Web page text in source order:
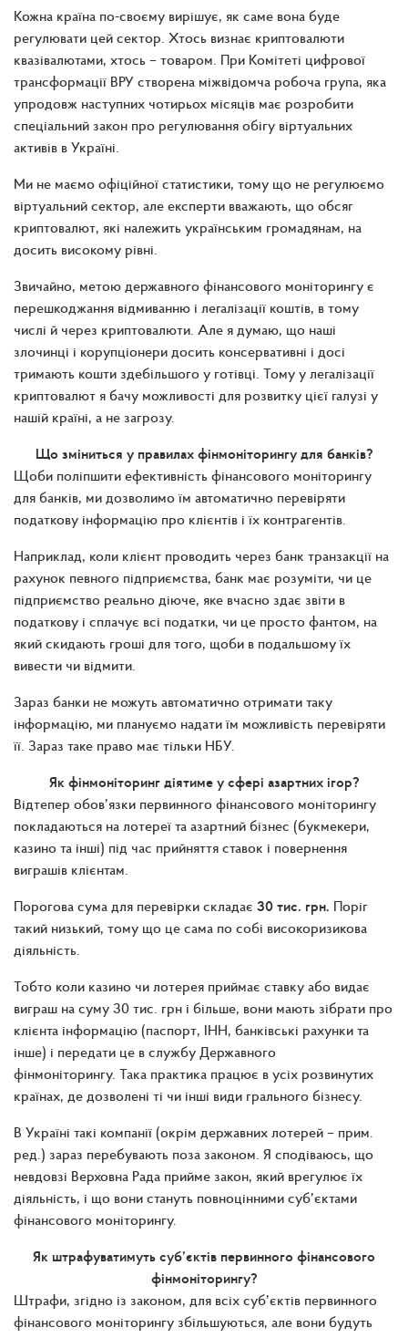
Кожна країна по-своєму вирішує, як саме вона буде
регулювати цей сектор. Хтось визнає криптовалюти
квазівалютами, хтось – товаром. При Комітеті цифрової
трансформації ВРУ створена міжвідомча робоча група, яка
упродовж наступних чотирьох місяців має розробити
спеціальний закон про регулювання обігу віртуальних
активів в Україні.
Ми не маємо офіційної статистики, тому що не регулюємо
віртуальний сектор, але експерти вважають, що обсяг
криптовалют, які належить українським громадянам, на
досить високому рівні.
Звичайно, метою державного фінансового моніторингу є
перешкоджання відмиванню і легалізації коштів, в тому
числі й через криптовалюти. Але я думаю, що наші
злочинці і корупціонери досить консервативні і досі
тримають кошти здебільшого у готівці. Тому у легалізації
криптовалют я бачу можливості для розвитку цієї галузі у
нашій країні, а не загрозу.
Що зміниться у правилах фінмоніторингу для банків?
Щоби поліпшити ефективність фінансового моніторингу
для банків, ми дозволимо їм автоматично перевіряти
податкову інформацію про клієнтів і їх контрагентів.
Наприклад, коли клієнт проводить через банк транзакції на
рахунок певного підприємства, банк має розуміти, чи це
підприємство реально діюче, яке вчасно здає звіти в
податкову і сплачує всі податки, чи це просто фантом, на
який скидають гроші для того, щоби в подальшому їх
вивести чи відмити.
Зараз банки не можуть автоматично отримати таку
інформацію, ми плануємо надати їм можливість перевіряти
її. Зараз таке право має тільки НБУ.
Як фінмоніторинг діятиме у сфері азартних ігор?
Відтепер обов’язки первинного фінансового моніторингу
покладаються на лотереї та азартний бізнес (букмекери,
казино та інші) під час прийняття ставок і повернення
виграшів клієнтам.
Порогова сума для перевірки складає 30 тис. грн. Поріг
такий низький, тому що це сама по собі високоризикова
діяльність.
Тобто коли казино чи лотерея приймає ставку або видає
виграш на суму 30 тис. грн і більше, вони мають зібрати про
клієнта інформацію (паспорт, ІНН, банківські рахунки та
інше) і передати це в службу Державного
фінмоніторингу. Така практика працює в усіх розвинутих
країнах, де дозволені ті чи інші види грального бізнесу.
В Україні такі компанії (окрім державних лотерей – прим.
ред.) зараз перебувають поза законом. Я сподіваюсь, що
невдовзі Верховна Рада прийме закон, який врегулює їх
діяльність, і що вони стануть повноцінними суб’єктами
фінансового моніторингу.
Як штрафуватимуть суб’єктів первинного фінансового
фінмоніторингу?
Штрафи, згідно із законом, для всіх суб’єктів первинного
фінансового моніторингу збільшуються, але вони будуть